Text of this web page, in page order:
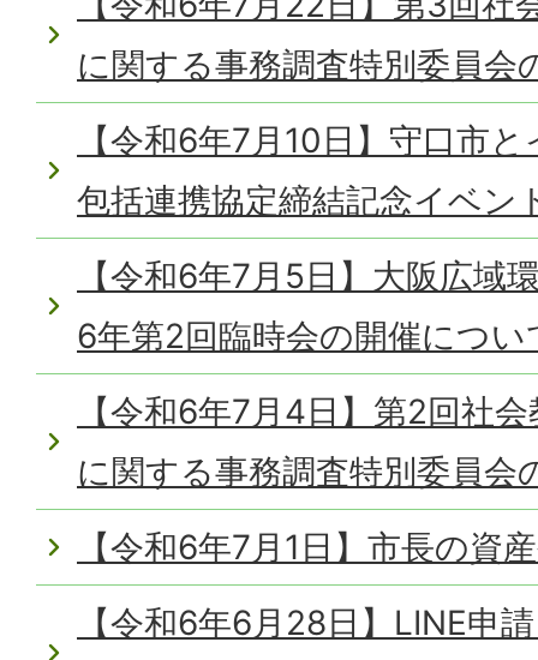
に関する事務調査特別委員会
【令和6年7月10日】守口市
包括連携協定締結記念イベン
【令和6年7月5日】大阪広域
6年第2回臨時会の開催につい
【令和6年7月4日】第2回社
に関する事務調査特別委員会
【令和6年7月1日】市長の資
【令和6年6月28日】LINE申